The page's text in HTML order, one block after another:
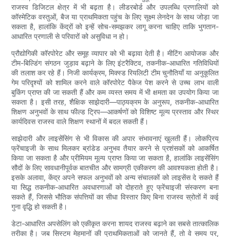
राजस्व डिजिटल क्षेत्र में भी बढ़ता है। लीडरबोर्ड और उपलब्धि प्रणालियों को
कॉस्मेटिक वस्तुओं, बैज या प्राथमिकता पहुंच के लिए सूक्ष्म लेनदेन के साथ जोड़ा जा
सकता है, हालांकि केंद्रों को इन्हें सोच-समझकर लागू करना चाहिए ताकि भुगतान-
आधारित प्रणाली से परिवारों को असुविधा न हो।
प्रौद्योगिकी कॉरपोरेट और समूह व्यापार को भी बढ़ावा देती है। मीटिंग आयोजक और
टीम-बिल्डिंग संगठन जुड़ाव बढ़ाने के लिए इंटरैक्टिव, तकनीक-आधारित गतिविधियों
की तलाश कर रहे हैं। निजी कार्यक्रम, मिक्स्ड रियलिटी टीम चुनौतियाँ या अनुकूलित
गेम परिदृश्यों को शामिल करने वाले कॉरपोरेट पैकेज पेश करने से उच्च लाभ वाली
बुकिंग प्राप्त की जा सकती हैं और कम व्यस्त समय में भी क्षमता का उपयोग किया जा
सकता है। इसी तरह, शैक्षिक साझेदारी—पाठ्यक्रम के अनुरूप, तकनीक-आधारित
शिक्षण अनुभवों के साथ फील्ड ट्रिप—आकर्षणों को विशिष्ट मूल्य प्रस्ताव और स्थिर
कार्यदिवस राजस्व वाले शिक्षण स्थानों में बदल सकती हैं।
साझेदारी और लाइसेंसिंग से भी विकास की अपार संभावनाएं खुलती हैं। लोकप्रिय
फ्रेंचाइजी के साथ मिलकर ब्रांडेड अनुभव तैयार करने से प्रशंसकों को आकर्षित
किया जा सकता है और प्रीमियम मूल्य प्राप्त किया जा सकता है, हालांकि लाइसेंसिंग
सौदों के लिए सावधानीपूर्वक बातचीत और सामग्री एकीकरण की आवश्यकता होती है।
इसके अलावा, केंद्र अपने सफल अनुभवों को अन्य संचालकों को लाइसेंस दे सकते हैं
या सिद्ध तकनीक-आधारित अवधारणाओं को दोहराते हुए फ्रेंचाइजी संस्करण बना
सकते हैं, जिससे भौतिक संपत्तियों का सीधा विस्तार किए बिना राजस्व स्रोतों में कई
गुना वृद्धि हो सकती है।
डेटा-आधारित अपसेलिंग को एकीकृत करना शायद राजस्व बढ़ाने का सबसे तात्कालिक
तरीका है। जब सिस्टम मेहमानों की प्राथमिकताओं को जानते हैं, तो वे समय पर,